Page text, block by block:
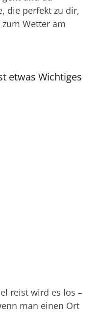
die perfekt zu dir,
Wetter am
etwas Wichtiges
reist wird es los –
man einen Ort